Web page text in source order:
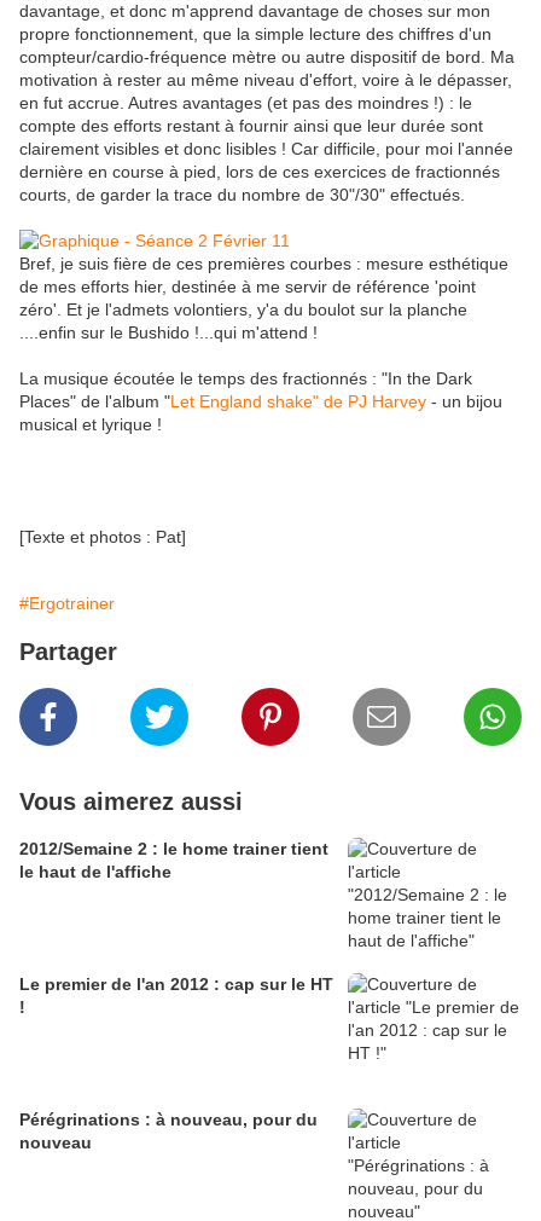
davantage, et donc m'apprend davantage de choses sur mon
propre fonctionnement, que la simple lecture des chiffres d'un
compteur/cardio-fréquence mètre ou autre dispositif de bord. Ma
motivation à rester au même niveau d'effort, voire à le dépasser,
en fut accrue. Autres avantages (et pas des moindres !) : le
compte des efforts restant à fournir ainsi que leur durée sont
clairement visibles et donc lisibles ! Car difficile, pour moi l'année
dernière en course à pied, lors de ces exercices de fractionnés
courts, de garder la trace du nombre de 30"/30" effectués.
Bref, je suis fière de ces premières courbes : mesure esthétique
de mes efforts hier, destinée à me servir de référence 'point
zéro'. Et je l'admets volontiers, y'a du boulot sur la planche
....enfin sur le Bushido !...qui m'attend !
La musique écoutée le temps des fractionnés : "In the Dark
Places" de l'album "Let England shake" de PJ Harvey - un bijou
musical et lyrique !
[Texte et photos : Pat]
#Ergotrainer
Partager
Vous aimerez aussi
2012/Semaine 2 : le home trainer tient
le haut de l'affiche
Le premier de l'an 2012 : cap sur le HT
!
Pérégrinations : à nouveau, pour du
nouveau